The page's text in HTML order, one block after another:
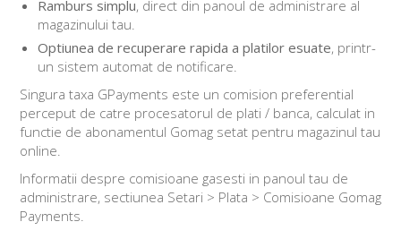
Ramburs simplu, direct din panoul de administrare al
magazinului tau.
Optiunea de recuperare rapida a platilor esuate, printr-
un sistem automat de notificare.
Singura taxa GPayments este un comision preferential
perceput de catre procesatorul de plati / banca, calculat in
functie de abonamentul Gomag setat pentru magazinul tau
online.
Informatii despre comisioane gasesti in panoul tau de
administrare, sectiunea Setari > Plata > Comisioane Gomag
Payments.